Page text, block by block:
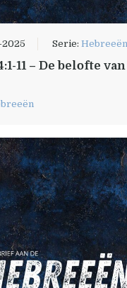
Serie:Hebreeën
11 – De belofte